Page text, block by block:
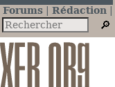
Forums
Rédaction